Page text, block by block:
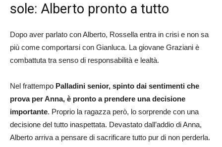
sole: Alberto pronto a tutto
Dopo aver parlato con Alberto, Rossella entra in crisi e non sa
più come comportarsi con Gianluca. La giovane Graziani è
combattuta tra senso di responsabilità e lealtà.
Nel frattempo Palladini senior, spinto dai sentimenti che
prova per Anna, è pronto a prendere una decisione
importante. Proprio la ragazza però, lo sorprende con una
decisione del tutto inaspettata. Devastato dall’addio di Anna,
Alberto arriva a pensare di sacrificare tutto pur di non perderla.